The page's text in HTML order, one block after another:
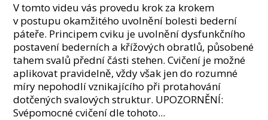
V tomto videu vás provedu krok za krokem
v postupu okamžitého uvolnění bolesti bederní
páteře. Principem cviku je uvolnění dysfunkčního
postavení bederních a křížových obratlů, působené
tahem svalů přední části stehen. Cvičení je možné
aplikovat pravidelně, vždy však jen do rozumné
míry nepohodlí vznikajícího při protahování
dotčených svalových struktur. UPOZORNĚNÍ:
Svépomocné cvičení dle tohoto...